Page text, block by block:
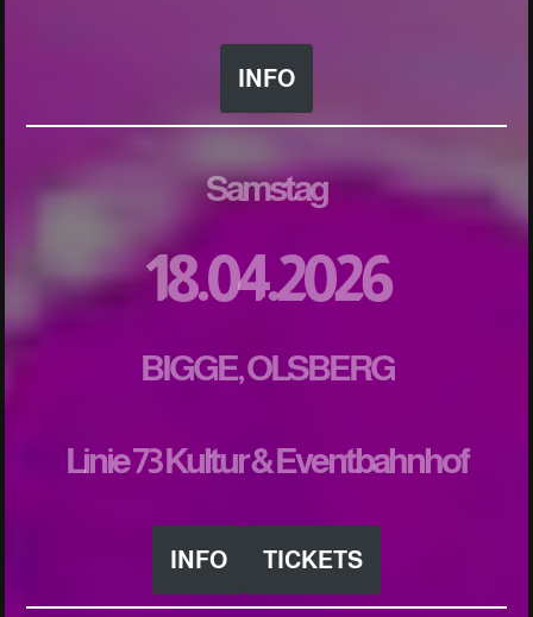
INFO
Samstag
18.04.2026
BIGGE, OLSBERG
Linie 73 Kultur & Eventbahnhof
INFO TICKETS